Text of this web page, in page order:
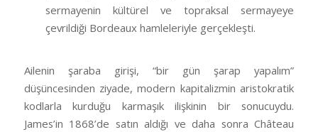
sermayenin kültürel ve topraksal sermayeye
çevrildiği Bordeaux hamleleriyle gerçekleşti.
Ailenin şaraba girişi, “bir gün şarap yapalım”
düşüncesinden ziyade, modern kapitalizmin aristokratik
kodlarla kurduğu karmaşık ilişkinin bir sonucuydu.
James’in 1868’de satın aldığı ve daha sonra Château